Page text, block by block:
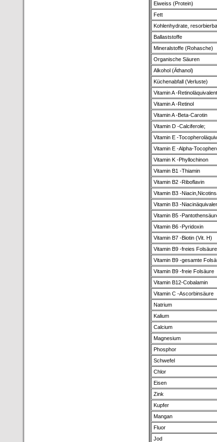
Eiweiss (Protein)
Fett
Kohlenhydrate,
Ballaststoffe
Mineralstoffe (Rohasche)
Organische Säuren
Alkohol (Äthanol)
Küchenabfall (Verluste)
Vitamin A -Retinoläquivalent
Vitamin A -Retinol
Vitamin A -Beta-Carotin
Vitamin D -Calciferole;
Vitamin E -
Vitamin E -Alpha-
Vitamin K -Phyllochinon
Vitamin B1 -Thiamin
Vitamin B2 -Riboflavin
Vitamin B3 -
Vitamin B3 -
Vitamin B5 -
Vitamin B6 -Pyridoxin
Vitamin B7 -Biotin (Vit. H)
Vitamin B9 -freies
Vitamin B9 -gesamte
Vitamin B9 -freie Folsäure
Vitamin B12-Cobalamin
Vitamin C -Ascorbinsäure
Natrium
Kalium
Calcium
Magnesium
Phosphor
Schwefel
Chlor
Eisen
Zink
Kupfer
Mangan
Fluor
Jod